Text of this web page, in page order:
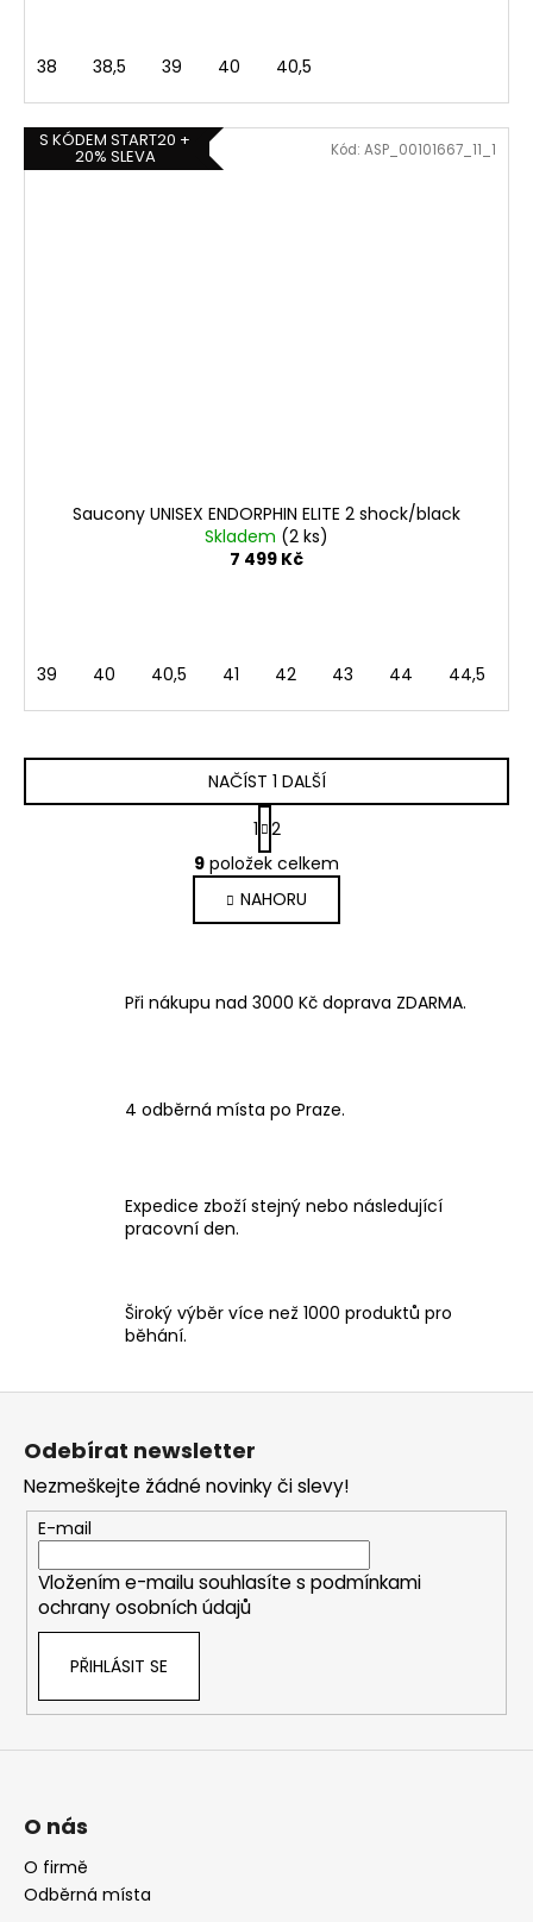
38 38,5 39 40 40,5
S KÓDEM START20 +
20% SLEVA
Saucony UNISEX ENDORPHIN ELITE 2 shock/black
Skladem (2 ks)
7 499 Kč
39 40 40,5 41 42 43 44 44,5
Kód: ASP_00101667_11_1
O
v
l
á
c
v
v
ý
u
NAČÍST 1 DALŠÍ
S
t
r
á
n
k
á
1 2
9 položek celkem
NAHORU
Při nákupu nad 3000 Kč doprava ZDARMA.
4 odběrná místa po Praze.
Expedice zboží stejný nebo následující
pracovní den.
Široký výběr více než 1000 produktů pro
běhání.
Odebírat newsletter
Nezmeškejte žádné novinky či slevy!
E-mail
Vložením e-mailu souhlasíte s podmínkami
ochrany osobních údajů
PŘIHLÁSIT SE
O nás
O firmě
Odběrná místa